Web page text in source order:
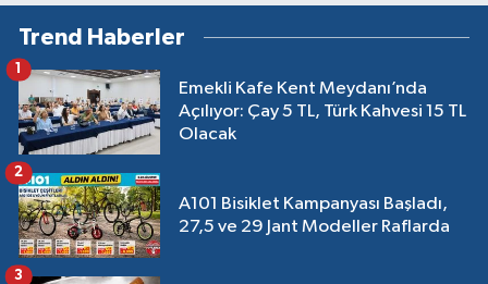
Trend Haberler
Emekli Kafe Kent Meydanı’nda
Açılıyor: Çay 5 TL, Türk Kahvesi 15 TL
Olacak
1
A101 Bisiklet Kampanyası Başladı,
27,5 ve 29 Jant Modeller Raflarda
2
3